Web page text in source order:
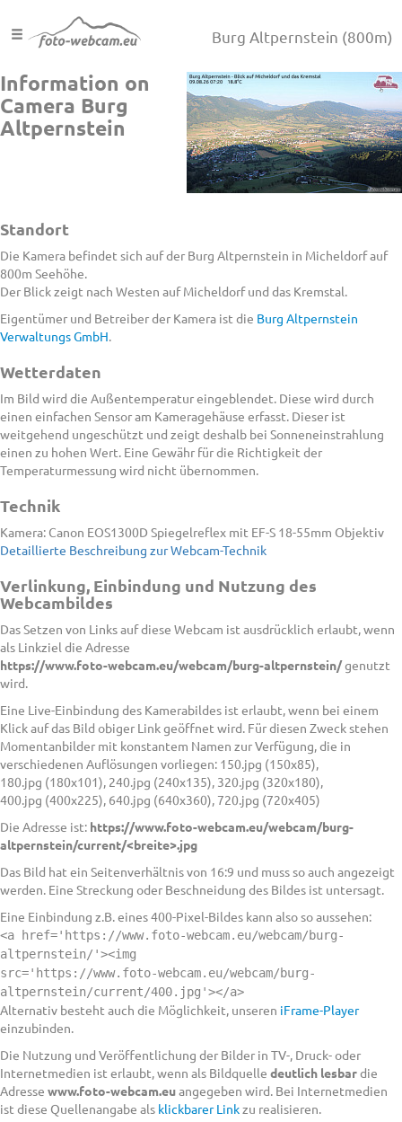
Burg Altpernstein (800m)
Information on
Camera Burg
Altpernstein
Standort
Die Kamera befindet sich auf der Burg Altpernstein in Micheldorf auf
800m Seehöhe.
Der Blick zeigt nach Westen auf Micheldorf und das Kremstal.
Eigentümer und Betreiber der Kamera ist die Burg Altpernstein
Verwaltungs GmbH.
Wetterdaten
Im Bild wird die Außentemperatur eingeblendet. Diese wird durch
einen einfachen Sensor am Kameragehäuse erfasst. Dieser ist
weitgehend ungeschützt und zeigt deshalb bei Sonneneinstrahlung
einen zu hohen Wert. Eine Gewähr für die Richtigkeit der
Temperaturmessung wird nicht übernommen.
Technik
Kamera: Canon EOS1300D Spiegelreflex mit EF-S 18-55mm Objektiv
Detaillierte Beschreibung zur Webcam-Technik
Verlinkung, Einbindung und Nutzung des
Webcambildes
Das Setzen von Links auf diese Webcam ist ausdrücklich erlaubt, wenn
als Linkziel die Adresse
https://www.foto-webcam.eu/webcam/burg-altpernstein/genutzt
wird.
Eine Live-Einbindung des Kamerabildes ist erlaubt, wenn bei einem
Klick auf das Bild obiger Link geöffnet wird. Für diesen Zweck stehen
Momentanbilder mit konstantem Namen zur Verfügung, die in
verschiedenen Auflösungen vorliegen: 150.jpg (150x85),
180.jpg (180x101), 240.jpg (240x135), 320.jpg (320x180),
400.jpg (400x225), 640.jpg (640x360), 720.jpg (720x405)
Die Adresse ist: https://www.foto-webcam.eu/webcam/burg-
altpernstein/current/<breite>.jpg
Das Bild hat ein Seitenverhältnis von 16:9 und muss so auch angezeigt
werden. Eine Streckung oder Beschneidung des Bildes ist untersagt.
Eine Einbindung z.B. eines 400-Pixel-Bildes kann also so aussehen:
<a href='https://www.foto-webcam.eu/webcam/burg-
altpernstein/'><img
src='https://www.foto-webcam.eu/webcam/burg-
altpernstein/current/400.jpg'></a>
Alternativ besteht auch die Möglichkeit, unseren iFrame-Player
einzubinden.
Die Nutzung und Veröffentlichung der Bilder in TV-, Druck- oder
Internetmedien ist erlaubt, wenn als Bildquelle deutlich lesbardie
Adresse www.foto-webcam.euangegeben wird. Bei Internetmedien
ist diese Quellenangabe als klickbarer Linkzu realisieren.